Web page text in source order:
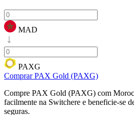
MAD
PAXG
Comprar PAX Gold (PAXG)
Compre PAX Gold (PAXG) com
facilmente na Switchere e beneficie-se
seguras.